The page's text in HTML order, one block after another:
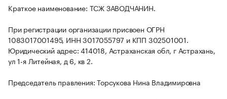
Краткое наименование: ТСЖ ЗАВОДЧАНИН.
При регистрации организации присвоен ОГРН
1083017001495, ИНН 3017055797 и КПП 302501001.
Юридический адрес: 414018, Астраханская обл, г Астрахань,
ул 1-я Литейная, д 6, кв 2.
Председатель правления: Торсукова Нина Владимировна